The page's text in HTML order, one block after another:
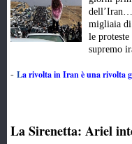
dell’Iran…
migliaia di
le
supremo
- La rivolta in Iran è una rivolta
La Sirenetta: Ariel